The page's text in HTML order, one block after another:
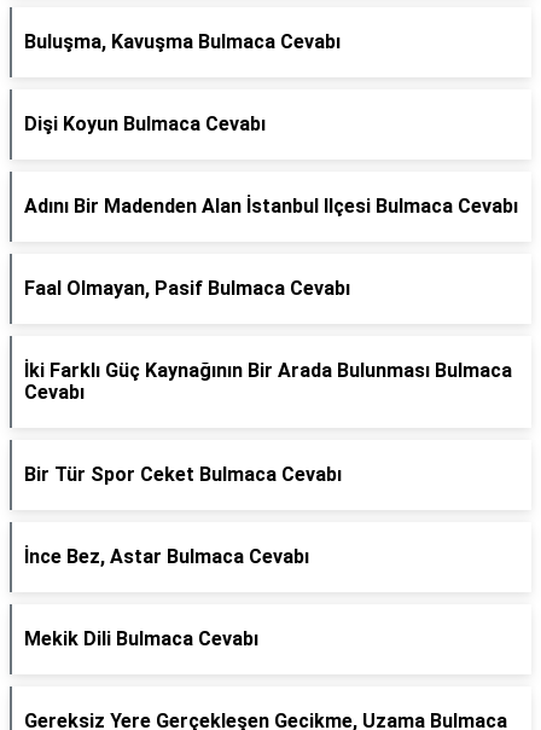
Buluşma, Kavuşma Bulmaca Cevabı
Dişi Koyun Bulmaca Cevabı
Adını Bir Madenden Alan İstanbul Ilçesi Bulmaca Cevabı
Faal Olmayan, Pasif Bulmaca Cevabı
İki Farklı Güç Kaynağının Bir Arada Bulunması Bulmaca
Cevabı
Bir Tür Spor Ceket Bulmaca Cevabı
İnce Bez, Astar Bulmaca Cevabı
Mekik Dili Bulmaca Cevabı
Gereksiz Yere Gerçekleşen Gecikme, Uzama Bulmaca